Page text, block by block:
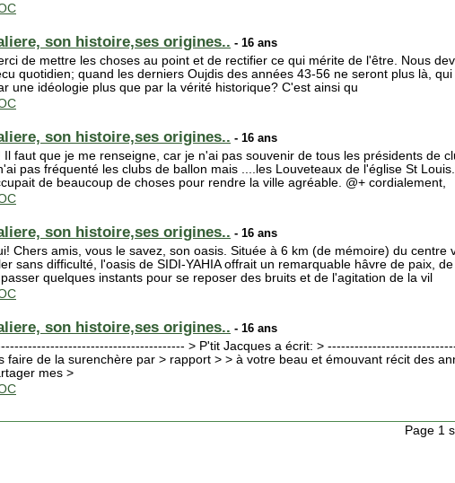
son histoire,ses origines.. - 16 ans
de mettre les choses au point et de rectifier ce qui mérite de l'être. Nous
quotidien; quand les derniers Oujdis des années 43-56 ne seront plus là,
une idéologie plus que par la vérité historique? C'est ainsi qu
son histoire,ses origines.. - 16 ans
Il faut que je me renseigne, car je n'ai pas souvenir de tous les présidents de
pas fréquenté les clubs de ballon mais ....les Louveteaux de l'église St
de beaucoup de choses pour rendre la ville agréable. @+ cordialement,
son histoire,ses origines.. - 16 ans
Chers amis, vous le savez, son oasis. Située à 6 km (de mémoire) du centre
sans difficulté, l'oasis de SIDI-YAHIA offrait un remarquable hâvre de paix,
quelques instants pour se reposer des bruits et de l'agitation de la vil
son histoire,ses origines.. - 16 ans
> P'tit Jacques a écrit: >
faire de la surenchère par > rapport > > à votre beau et émouvant récit des
mes >
Page 1